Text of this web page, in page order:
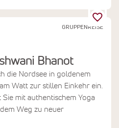
GRUPPENREISE
Bhanot
die Nordsee in goldenem
Watt zur stillen Einkehr ein.
mit authentischem Yoga
Weg zu neuer